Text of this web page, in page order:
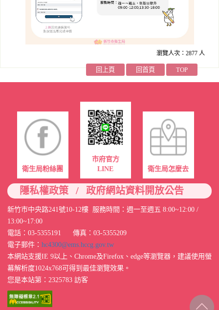
瀏覽人次：2877 人
回上頁 回首頁 TOP
衛生局粉絲團
市府官方
LINE
衛生局怎麼去
隱私權政策 / 政府網站資料開放公告
新竹市中央路241號10-12樓 服務時間：週一至週五 8:00~12:00 /
13:00~17:00
電話：03-5355191 傳真：03-5355209
電子郵件： hc4300@ems.hccg.gov.tw
本網站支援IE 9以上、Chrome及Firefox、edge等瀏覽器，建議使用螢
幕解析度1024x768可得到最佳瀏覽效果。
您是本站第：2325783 訪客
回最上